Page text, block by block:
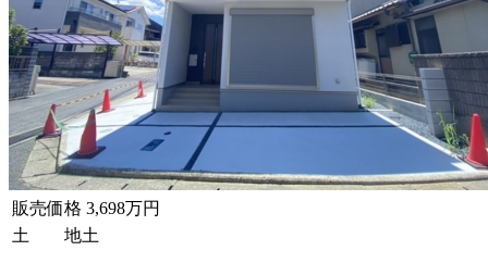
販売価格 3,698万円
土 地土